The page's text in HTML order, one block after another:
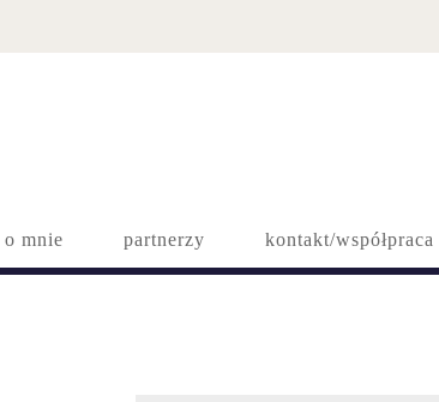
o mnie partnerzy kontakt/współpraca